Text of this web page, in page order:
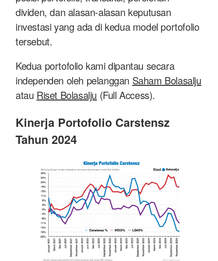
dividen, dan alasan-alasan keputusan
investasi yang ada di kedua model portofolio
tersebut.
Kedua portofolio kami dipantau secara
independen oleh pelanggan Saham Bolasalju
atau Riset Bolasalju (Full Access).
Kinerja Portofolio Carstensz
Tahun 2024